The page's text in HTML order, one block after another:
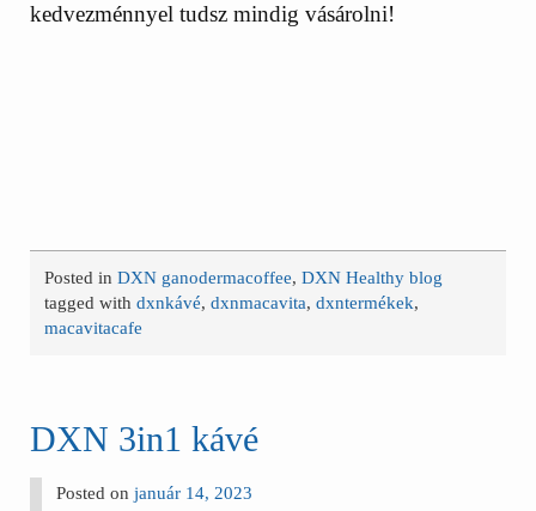
kedvezménnyel tudsz mindig vásárolni!
Posted inDXN ganodermacoffee,DXN Healthy blog
tagged withdxnkávé,dxnmacavita,dxntermékek,
macavitacafe
DXN 3in1 kávé
Posted onjanuár 14, 2023